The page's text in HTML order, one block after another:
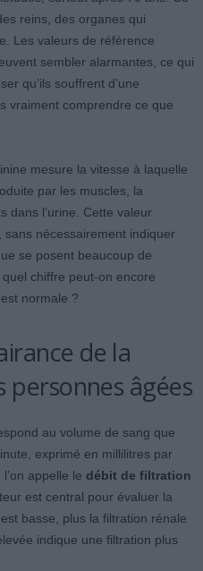
reins, des organes qui
Les valeurs de référence
sembler alarmantes, ce qui
qu’ils souffrent d’une
vraiment comprendre ce que
mesure la vitesse à laquelle
par les muscles, la
dans l’urine. Cette valeur
sans nécessairement indiquer
se posent beaucoup de
chiffre peut-on encore
normale ?
de la
personnes âgées
au volume de sang que
exprimé en millilitres par
appelle le débit de filtration
est central pour évaluer la
basse, plus la filtration rénale
indique une filtration plus